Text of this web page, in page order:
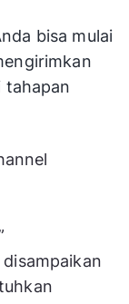
bisa mulai